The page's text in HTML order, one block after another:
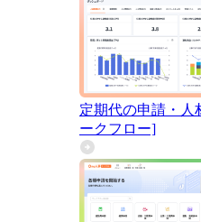
定期代の申請・人
ークフロー]